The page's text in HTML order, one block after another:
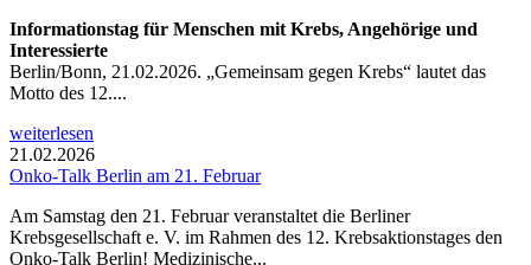
Informationstag für Menschen mit Krebs, Angehörige und
Interessierte
Berlin/Bonn, 21.02.2026. „Gemeinsam gegen Krebs“ lautet das
Motto des 12....
weiterlesen
21.02.2026
Onko-Talk Berlin am 21. Februar
Am Samstag den 21. Februar veranstaltet die Berliner
Krebsgesellschaft e. V. im Rahmen des 12. Krebsaktionstages den
Onko-Talk Berlin! Medizinische...